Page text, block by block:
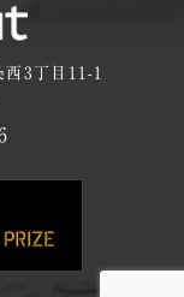
西3丁目11-1